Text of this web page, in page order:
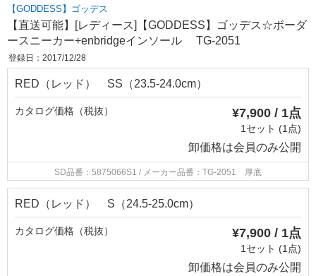
【GODDESS】ゴッデス
【直送可能】[レディース]【GODDESS】ゴッデス☆ボーダ
ースニーカー+enbridgeインソール TG-2051
登録日：2017/12/28
RED（レッド） SS（23.5-24.0cm）
カタログ価格（税抜） ¥7,900 / 1点
1セット (1点)
卸価格は会員のみ公開
SD品番：5875066S1 / メーカー品番：TG-2051 厚底
RED（レッド） S（24.5-25.0cm）
カタログ価格（税抜） ¥7,900 / 1点
1セット (1点)
卸価格は会員のみ公開